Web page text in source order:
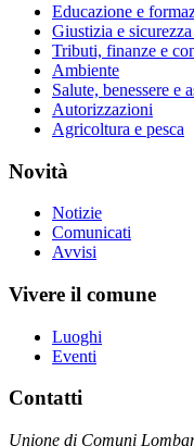
Educazione e
Giustizia e
Tributi, finanze e
Ambiente
Salute, benessere e
Autorizzazioni
Agricoltura e pesca
Novità
Notizie
Comunicati
Avvisi
Vivere il comune
Luoghi
Eventi
Contatti
Unione di Comuni